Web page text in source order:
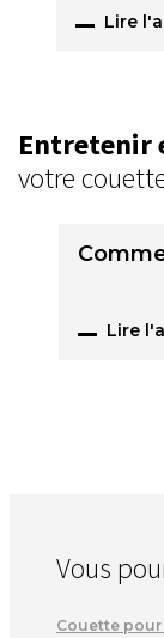
Lire
Entretenir
votre
Lire
Vous
Couette